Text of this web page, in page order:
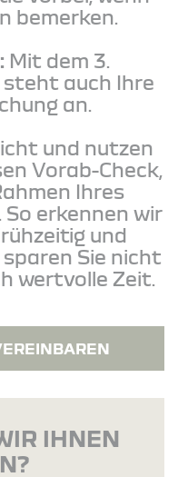
bemerken.
: Mit dem 3.
auch Ihre
an.
und nutzen
Vorab-Check,
Ihres
erkennen wir
und
Sie nicht
wertvolle Zeit.
IHNEN